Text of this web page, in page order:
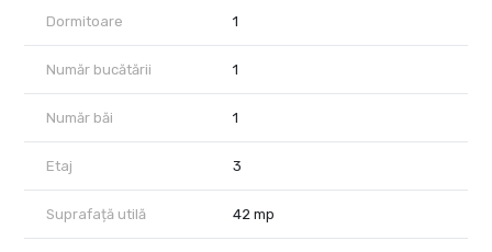
animalele de companie ! Pentru info si vizionarea proprietatii va
stam la dispozitie ! Senior Broker imobiliar, Lingurariu Ciprian-
Bogdan
Dormitoare 1
Număr bucătării 1
Număr băi 1
Etaj 3
Suprafață utilă 42 mp